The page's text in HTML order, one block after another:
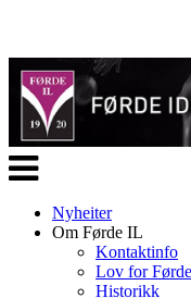
Veksle
navigasjon
Nyheiter
Om Førde IL
Kontaktinfo
Lov for
Historikk